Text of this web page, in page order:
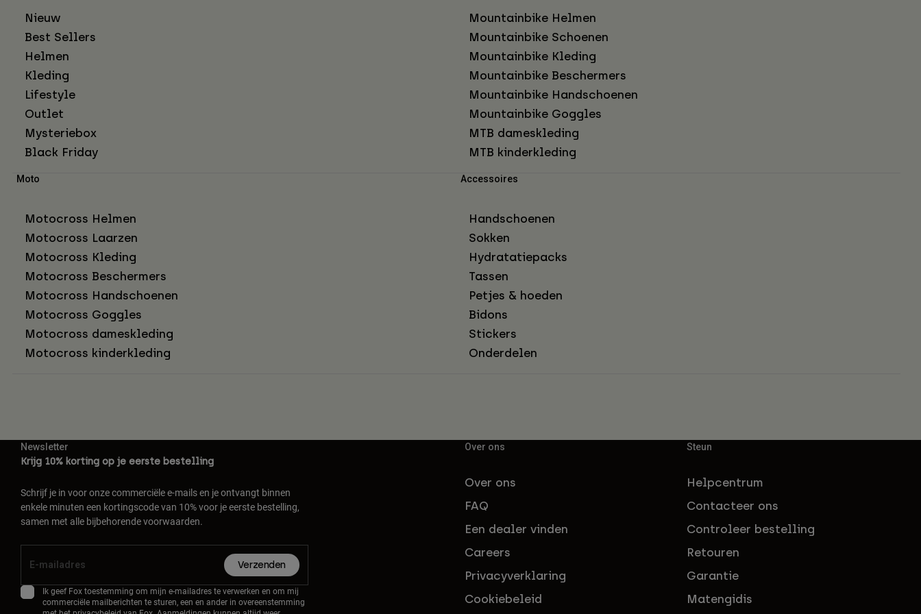
Nieuw
Best Sellers
Helmen
Kleding
Lifestyle
Outlet
Mysteriebox
Black Friday
Mountainbike Helmen
Mountainbike Schoenen
Mountainbike Kleding
Mountainbike Beschermers
Mountainbike Handschoenen
Mountainbike Goggles
MTB dameskleding
MTB kinderkleding
Moto
Motocross Helmen
Motocross Laarzen
Motocross Kleding
Motocross Beschermers
Motocross Handschoenen
Motocross Goggles
Motocross dameskleding
Motocross kinderkleding
Accessoires
Handschoenen
Sokken
Hydratatiepacks
Tassen
Petjes & hoeden
Bidons
Stickers
Onderdelen
Newsletter
Krijg 10% korting op je eerste bestelling
Schrijf je in voor onze commerciële e-mails en je ontvangt binnen
enkele minuten een kortingscode van 10% voor je eerste bestelling,
samen met alle bijbehorende voorwaarden.
Verzenden
Ik geef Fox toestemming om mijn e-mailadres te verwerken en om mij
commerciële mailberichten te sturen, een en ander in overeenstemming
Over ons
Over ons
FAQ
Een dealer vinden
Careers
Privacyverklaring
Cookiebeleid
Steun
Helpcentrum
Contacteer ons
Controleer bestelling
Retouren
Garantie
Matengidis